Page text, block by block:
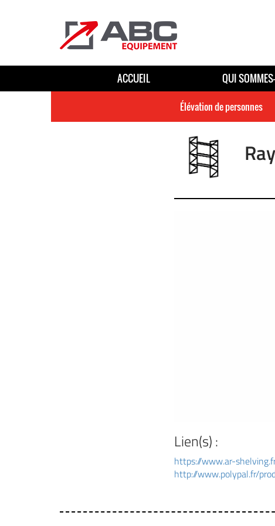
ACCUEIL QUI
Élévation de personnes
Lien(s) :
https://www.ar-
http://www.polypal.fr/